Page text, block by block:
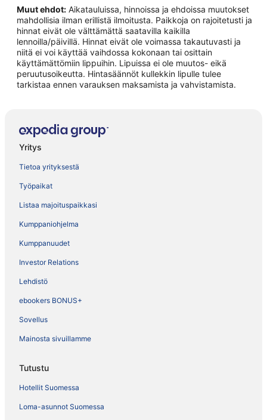
Muut ehdot: Aikatauluissa, hinnoissa ja ehdoissa muutokset
mahdollisia ilman erillistä ilmoitusta. Paikkoja on rajoitetusti ja
hinnat eivät ole välttämättä saatavilla kaikilla
lennoilla/päivillä. Hinnat eivät ole voimassa takautuvasti ja
niitä ei voi käyttää vaihdossa kokonaan tai osittain
käyttämättömiin lippuihin. Lipuissa ei ole muutos- eikä
peruutusoikeutta. Hintasäännöt kullekkin lipulle tulee
tarkistaa ennen varauksen maksamista ja vahvistamista.
Yritys
Tietoa yrityksestä
Työpaikat
Listaa majoituspaikkasi
Kumppaniohjelma
Kumppanuudet
Investor Relations
Lehdistö
ebookers BONUS+
Sovellus
Mainosta sivuillamme
Tutustu
Hotellit Suomessa
Loma-asunnot Suomessa